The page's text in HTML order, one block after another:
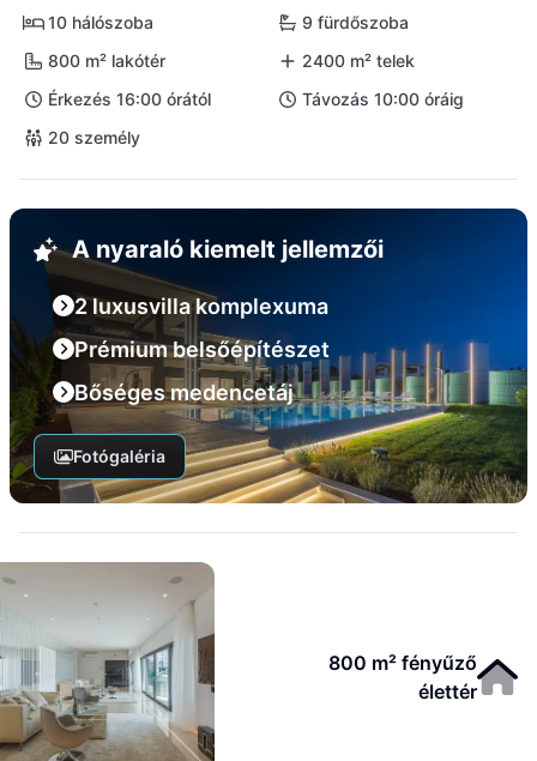
10 hálószoba
9 fürdőszoba
800 m² lakótér
2400 m² telek
Érkezés 16:00 órától
Távozás 10:00 óráig
20 személy
A nyaraló kiemelt jellemzői
2 luxusvilla komplexuma
Prémium belsőépítészet
Bőséges medencetáj
Fotógaléria
800 m² fényűző
élettér